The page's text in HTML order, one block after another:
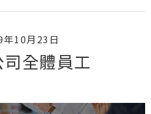
年10月23日
司全體員工